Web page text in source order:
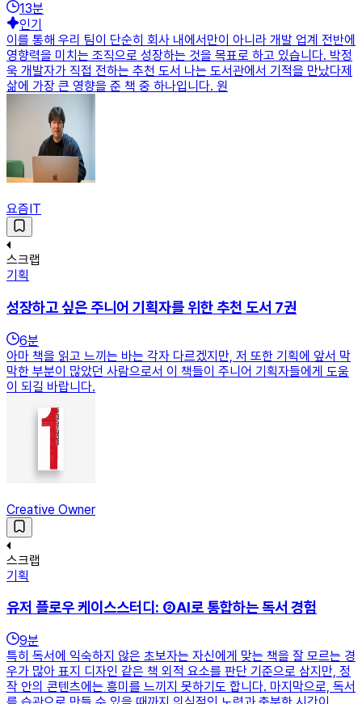
13분
인기
이를 통해 우리 팀이 단순히 회사 내에서만이 아니라 개발 업계 전반에
영향력을 미치는 조직으로 성장하는 것을 목표로 하고 있습니다. 박정
욱 개발자가 직접 전하는 추천 도서 나는 도서관에서 기적을 만났다제
삶에 가장 큰 영향을 준 책 중 하나입니다. 원
요즘IT
스크랩
기획
성장하고 싶은 주니어 기획자를 위한 추천 도서 7권
6분
아마 책을 읽고 느끼는 바는 각자 다르겠지만, 저 또한 기획에 앞서 막
막한 부분이 많았던 사람으로서 이 책들이 주니어 기획자들에게 도움
이 되길 바랍니다.
Creative Owner
스크랩
기획
유저 플로우 케이스스터디: ②AI로 통합하는 독서 경험
9분
특히 독서에 익숙하지 않은 초보자는 자신에게 맞는 책을 잘 모르는 경
우가 많아 표지 디자인 같은 책 외적 요소를 판단 기준으로 삼지만, 정
작 안의 콘텐츠에는 흥미를 느끼지 못하기도 합니다. 마지막으로, 독서